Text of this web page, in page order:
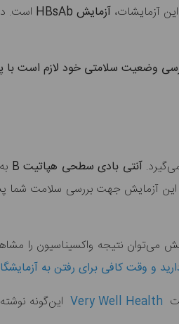
آزمایشات،آزمایش HBsAb
است.
وضعیت سلامتی خود لازم است
آنتی بادی سطحی هپاتیت B
آزمایش جهت بررسی سلامت شما
می‌توان نتیجه واکسیناسیون را
و وقت کافی برای رفتن به
Very Well Health این‌گونه